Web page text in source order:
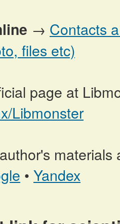
→ Contacts
files etc)
page at
Libmonster
materials
• Yandex